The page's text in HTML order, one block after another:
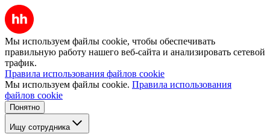
Мы используем файлы cookie, чтобы обеспечивать
правильную работу нашего веб-сайта и анализировать сетевой
трафик.
Правила использования файлов cookie
Мы используем файлы cookie. Правила использования
файлов cookie
Понятно
Ищу сотрудника